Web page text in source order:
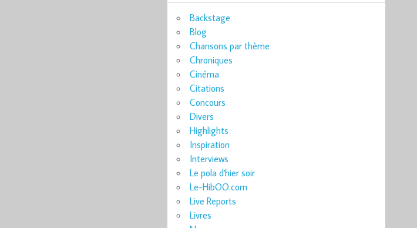
Backstage
Blog
Chansons par thème
Chroniques
Cinéma
Citations
Concours
Divers
Highlights
Inspiration
Interviews
Le pola d'hier soir
Le-HibOO.com
Live Reports
Livres